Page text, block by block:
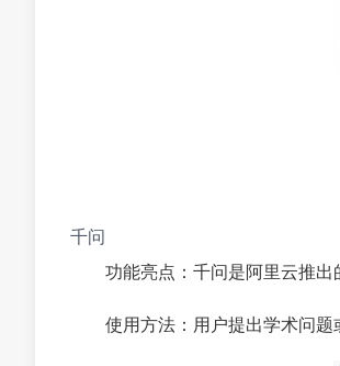
千问
功能亮点：千问是阿里云推出
使用方法：用户提出学术问题